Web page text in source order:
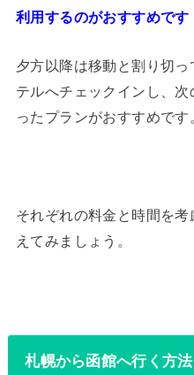
利用するのがおすすめです
夕方以降は移動と割り切
テルへチェックインし、
ったプランがおすすめです
それぞれの料金と時間を
えてみましょう。
札幌から函館へ行く方法